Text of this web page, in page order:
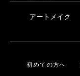
アートメイク
初めての方へ